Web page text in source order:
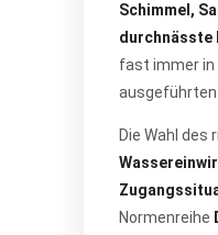
Schimmel,
durchnässte
fast immer in
ausgeführten
Die Wahl
Normenreihe